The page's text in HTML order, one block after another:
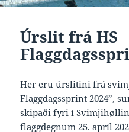
Úrslit frá HS
Her eru úrslitini frá
Flaggdagssprint 2024”,
skipaði fyri í
flaggdegnum 25. apríl